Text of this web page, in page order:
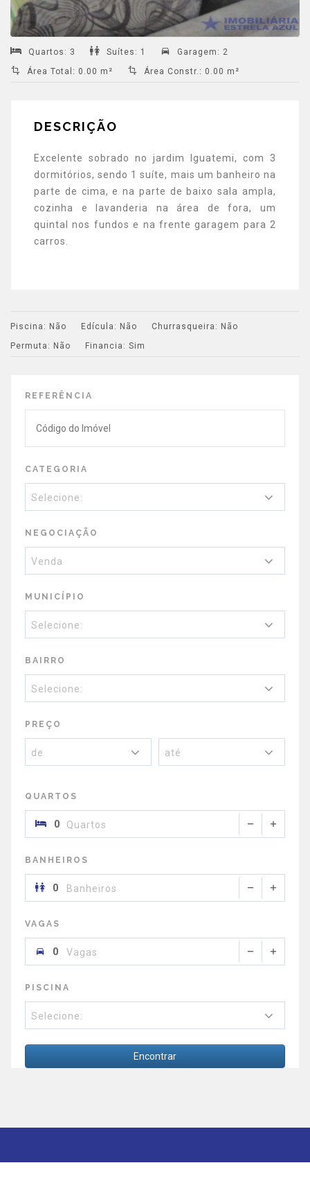
Quartos : 3 Suítes : 1 Garagem : 2
Área Total : 0.00 m² Área Constr. : 0.00 m²
DESCRIÇÃO
Excelente sobrado no jardim Iguatemi, com 3
dormitórios, sendo 1 suíte, mais um banheiro na
parte de cima, e na parte de baixo sala ampla,
cozinha e lavanderia na área de fora, um
quintal nos fundos e na frente garagem para 2
carros.
Piscina: Não Edícula: Não Churrasqueira: Não
Permuta: Não Financia: Sim
REFERÊNCIA
CATEGORIA
Selecione:
NEGOCIAÇÃO
Venda
MUNICÍPIO
Selecione:
BAIRRO
Selecione:
PREÇO
de até
QUARTOS
Quartos
BANHEIROS
Banheiros
VAGAS
Vagas
PISCINA
Selecione:
Encontrar